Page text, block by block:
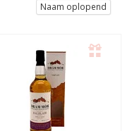
Naam oplopend